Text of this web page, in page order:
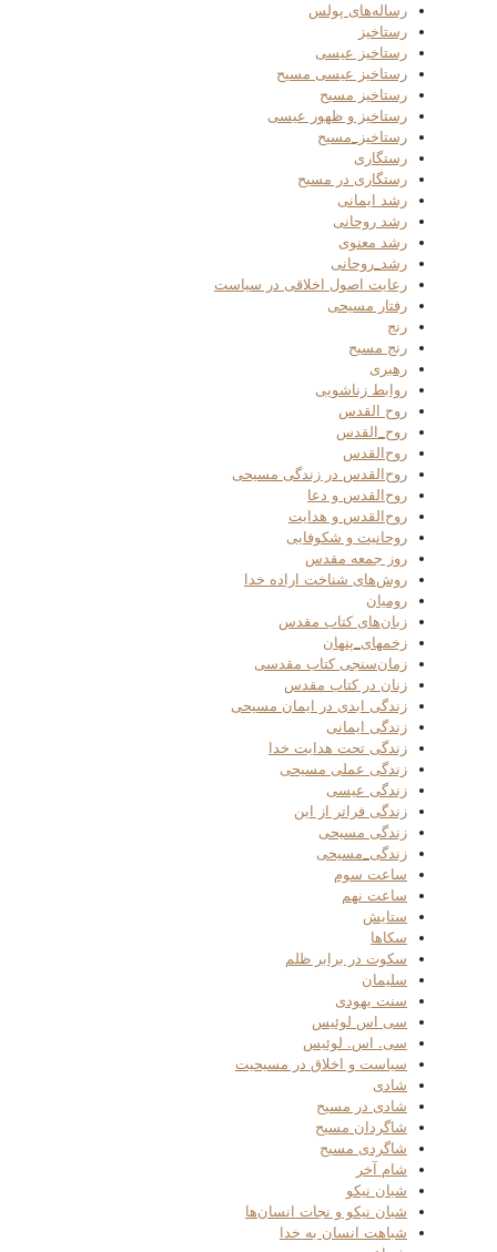
رساله‌های پولس
رستاخیز
رستاخیز عیسی
رستاخیز عیسی مسیح
رستاخیز مسیح
رستاخیز و ظهور عیسی
رستاخیز_مسیح
رستگاری
رستگاری در مسیح
رشد ایمانی
رشد روحانی
رشد معنوی
رشد_روحانی
رعایت اصول اخلاقی در سیاست
رفتار مسیحی
رنج
رنج مسیح
رهبری
روابط زناشویی
روح القدس
روح_القدس
روح‌القدس
روح‌القدس در زندگی مسیحی
روح‌القدس و دعا
روح‌القدس و هدایت
روحانیت و شکوفایی
روز جمعه مقدس
روش‌های شناخت اراده خدا
رومیان
زبان‌های کتاب مقدس
زخمهای_پنهان
زمان‌سنجی کتاب مقدسی
زنان در کتاب مقدس
زندگی ابدی در ایمان مسیحی
زندگی ایمانی
زندگی تحت هدایت خدا
زندگی عملی مسیحی
زندگی عیسی
زندگی فراتر از این
زندگی مسیحی
زندگی_مسیحی
ساعت سوم
ساعت نهم
ستایش
سکاها
سکوت در برابر ظلم
سلیمان
سنت یهودی
سی اس لوئیس
سی. اس. لوئیس
سیاست و اخلاق در مسیحیت
شادی
شادی در مسیح
شاگردان مسیح
شاگردی مسیح
شام آخر
شبان نیکو
شبان نیکو و نجات انسان‌ها
شباهت انسان به خدا